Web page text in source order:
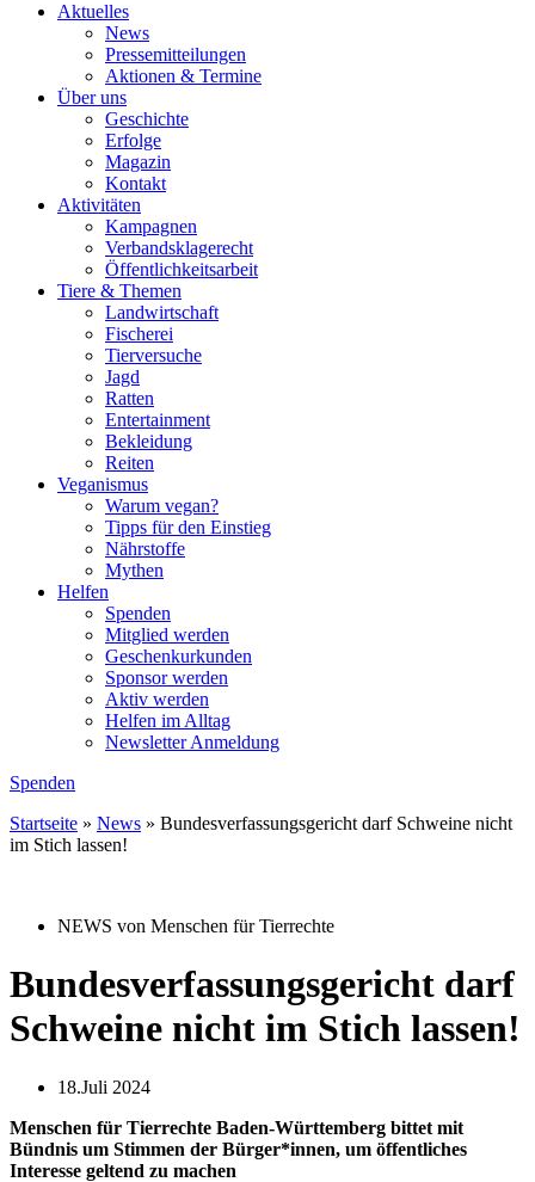
Aktuelles
News
Pressemitteilungen
Aktionen & Termine
Über uns
Geschichte
Erfolge
Magazin
Kontakt
Aktivitäten
Kampagnen
Verbandsklagerecht
Öffentlichkeitsarbeit
Tiere & Themen
Landwirtschaft
Fischerei
Tierversuche
Jagd
Ratten
Entertainment
Bekleidung
Reiten
Veganismus
Warum vegan?
Tipps für den Einstieg
Nährstoffe
Mythen
Helfen
Spenden
Mitglied werden
Geschenkurkunden
Sponsor werden
Aktiv werden
Helfen im Alltag
Newsletter Anmeldung
Spenden
Startseite » News » Bundesverfassungsgericht darf Schweine nicht
im Stich lassen!
NEWS von Menschen für Tierrechte
Bundesverfassungsgericht darf
Schweine nicht im Stich lassen!
18.Juli 2024
Menschen für Tierrechte Baden-Württemberg bittet mit
Bündnis um Stimmen der Bürger*innen, um öffentliches
Interesse geltend zu machen